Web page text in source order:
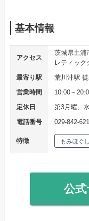
基本情報
アクセス
茨城県土浦
レティック
最寄り駅
荒川沖駅
営業時間
10:00～
定休日
第3月曜、
電話番号
029-842-
特徴 もみほぐし
公